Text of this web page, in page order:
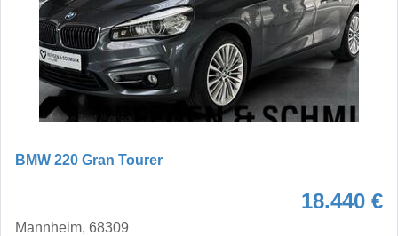
BMW 220 Gran Tourer
18.440 €
Mannheim, 68309